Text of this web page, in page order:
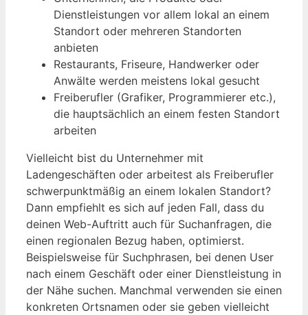
Dienstleistungen vor allem lokal an einem
Standort oder mehreren Standorten
anbieten
Restaurants, Friseure, Handwerker oder
Anwälte werden meistens lokal gesucht
Freiberufler (Grafiker, Programmierer etc.),
die hauptsächlich an einem festen Standort
arbeiten
Vielleicht bist du Unternehmer mit
Ladengeschäften oder arbeitest als Freiberufler
schwerpunktmäßig an einem lokalen Standort?
Dann empfiehlt es sich auf jeden Fall, dass du
deinen Web-Auftritt auch für Suchanfragen, die
einen regionalen Bezug haben, optimierst.
Beispielsweise für Suchphrasen, bei denen User
nach einem Geschäft oder einer Dienstleistung in
der Nähe suchen. Manchmal verwenden sie einen
konkreten Ortsnamen oder sie geben vielleicht